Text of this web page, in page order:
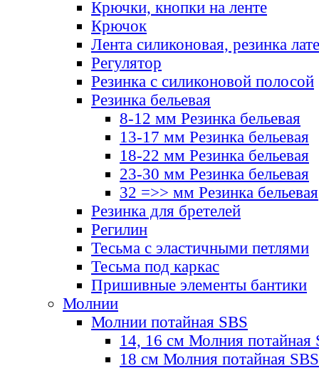
Крючки, кнопки на ленте
Крючок
Лента силиконовая, резинка
Регулятор
Резинка с силиконовой полосой
Резинка бельевая
8-12 мм Резинка бельевая
13-17 мм Резинка бельевая
18-22 мм Резинка бельевая
23-30 мм Резинка бельевая
32 =>> мм Резинка бельевая
Резинка для бретелей
Регилин
Тесьма с эластичными петлями
Тесьма под каркас
Пришивные элементы бантики
Молнии
Молнии потайная SBS
14, 16 см Молния потайная
18 см Молния потайная SBS